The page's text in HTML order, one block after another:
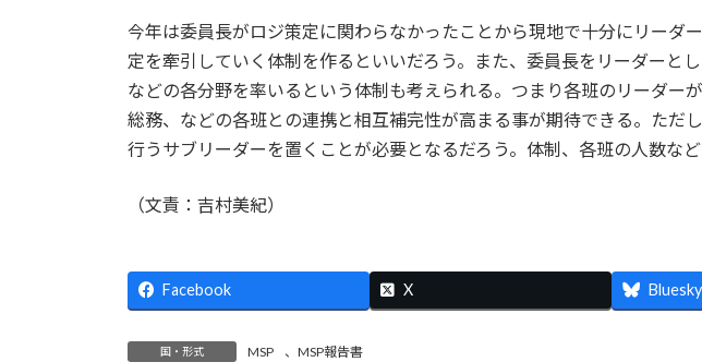
今年は委員長がロジ策定に関わらなかったことから現地で十分にリー
定を牽引していく体制を作るといいだろう。また、委員長をリーダーと
などの各分野を率いるという体制も考えられる。つまり各班のリーダー
総務、などの各班との連携と相互補完性が高まる事が期待できる。た
行うサブリーダーを置くことが必要となるだろう。体制、各班の人数な
（文責：吉村美紀）
Facebook X Bluesky
国・形式 MSP 、 MSP報告書